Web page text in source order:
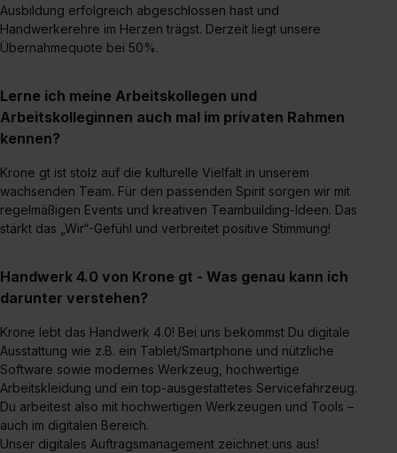
Ausbildung erfolgreich abgeschlossen hast und
Handwerkerehre im Herzen trägst. Derzeit liegt unsere
Übernahmequote bei 50%.
Lerne ich meine Arbeitskollegen und
Arbeitskolleginnen auch mal im privaten Rahmen
kennen?
Krone gt ist stolz auf die kulturelle Vielfalt in unserem
wachsenden Team. Für den passenden Spirit sorgen wir mit
regelmäßigen Events und kreativen Teambuilding-Ideen. Das
stärkt das „Wir“-Gefühl und verbreitet positive Stimmung!
Handwerk 4.0 von Krone gt - Was genau kann ich
darunter verstehen?
Krone lebt das Handwerk 4.0! Bei uns bekommst Du digitale
Ausstattung wie z.B. ein Tablet/Smartphone und nützliche
Software sowie modernes Werkzeug, hochwertige
Arbeitskleidung und ein top-ausgestattetes Servicefahrzeug.
Du arbeitest also mit hochwertigen Werkzeugen und Tools –
auch im digitalen Bereich.
Unser digitales Auftragsmanagement zeichnet uns aus!